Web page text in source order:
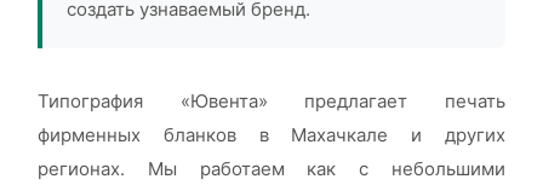
создать узнаваемый бренд.
Типография «Ювента» предлагает печать
фирменных бланков в Махачкале и других
регионах. Мы работаем как с небольшими